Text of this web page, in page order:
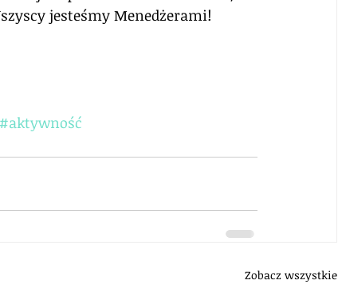
jesteśmy Menedżerami!
#aktywność
Zobacz wszystkie